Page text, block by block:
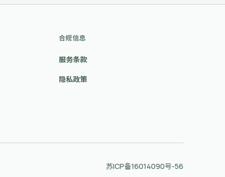
合规信息
服务条款
隐私政策
苏ICP备16014090号-56